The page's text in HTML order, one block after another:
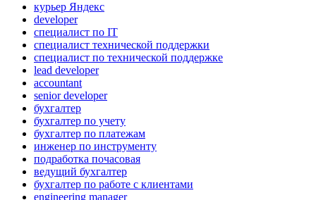
курьер Яндекс
developer
специалист по IT
специалист технической поддержки
специалист по технической поддержке
lead developer
accountant
senior developer
бухгалтер
бухгалтер по учету
бухгалтер по платежам
инженер по инструменту
подработка почасовая
ведущий бухгалтер
бухгалтер по работе с клиентами
engineering manager